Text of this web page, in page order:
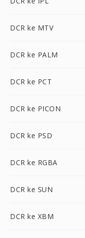
DCR ke MTV
DCR ke PALM
DCR ke PCT
DCR ke PICON
DCR ke PSD
DCR ke RGBA
DCR ke SUN
DCR ke XBM